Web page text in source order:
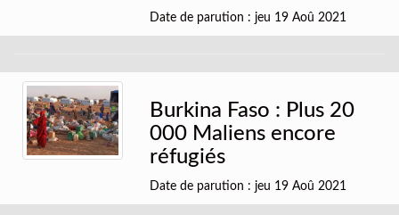
Date de parution : jeu 19 Aoû 2021
Burkina Faso : Plus 20
000 Maliens encore
réfugiés
Date de parution : jeu 19 Aoû 2021